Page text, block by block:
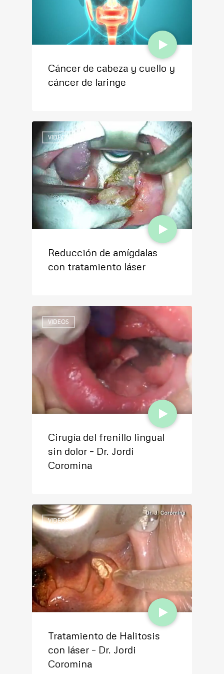
Cáncer de cabeza y cuello y
cáncer de laringe
VIDEOS
Reducción de amígdalas
con tratamiento láser
VIDEOS
Cirugía del frenillo lingual
sin dolor – Dr. Jordi
Coromina
VIDEOS
Tratamiento de Halitosis
con láser – Dr. Jordi
Coromina
El niño roncador: antes y
después de la reducción de
VIDEOS
El vértigo y los trastornos
VIDEOS
Mi hijo ronca ¿Un problema
de amígdalas?
VIDEOS
Exploración y diagnóstico
del vértigo – Dr. Jordi
Coromina